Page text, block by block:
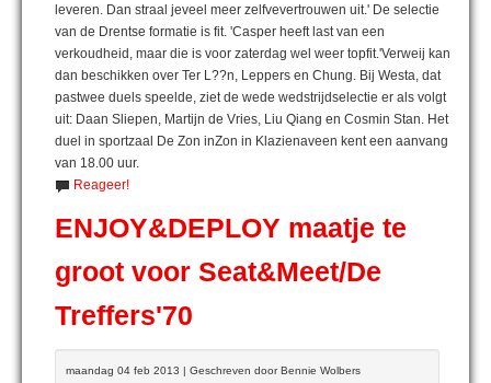
leveren. Dan straal jeveel meer zelfvevertrouwen uit.' De selectie
van de Drentse formatie is fit. 'Casper heeft last van een
verkoudheid, maar die is voor zaterdag wel weer topfit.'Verweij kan
dan beschikken over Ter L??n, Leppers en Chung. Bij Westa, dat
pastwee duels speelde, ziet de wede wedstrijdselectie er als volgt
uit: Daan Sliepen, Martijn de Vries, Liu Qiang en Cosmin Stan. Het
duel in sportzaal De Zon inZon in Klazienaveen kent een aanvang
van 18.00 uur.
Reageer!
ENJOY&DEPLOY maatje te
groot voor Seat&Meet/De
Treffers'70
maandag 04 feb 2013 | Geschreven door Bennie Wolbers